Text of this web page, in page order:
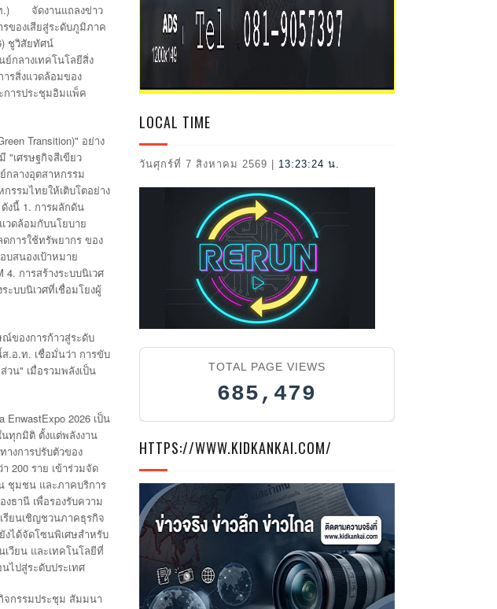
.)
จัดงานแถลงข่าว
ของเสียสู่ระดับภูมิภาค
ชูวิสัยทัศน์
ย์กลางเทคโนโลยีสิ่ง
ารสิ่งแวดล้อมของ
การประชุมอิมแพ็ค
Transition)" อย่าง
"เศรษฐกิจสีเขียว
กลางอุตสาหกรรม
รรมไทยให้เติบโตอย่าง
ดังนี้1. การผลักดัน
วดล้อมกับนโยบาย
การใช้ทรัพยากร ของ
บสนองเป้าหมาย
4. การสร้างระบบนิเวศ
ระบบนิเวศที่เชื่อมโยงผู้
ของการก้าวสู่ระดับ
ส.อ.ท. เชื่อมั่นว่า การขับ
วน" เมื่อรวมพลังเป็น
EnwastExpo 2026 เป็น
นทุกมิติ ตั้งแต่พลังงาน
างการปรับตัวของ
า 200 ราย เข้าร่วมจัด
ชุมชน และภาคบริการ
งธานี เพื่อรองรับความ
รียนเชิญชวนภาคธุรกิจ
งได้จัดโซนพิเศษสำหรับ
เวียน และเทคโนโลยีที่
ไปสู่ระดับประเทศ
จกรรมประชุม สัมมนา
2026
LOCAL TIME
วันศุกร์ที่ 7 สิงหาคม 2569 | 13:23:26 น.
TOTAL PAGE VIEWS
685,479
HTTPS://WWW.KIDKANKAI.COM/